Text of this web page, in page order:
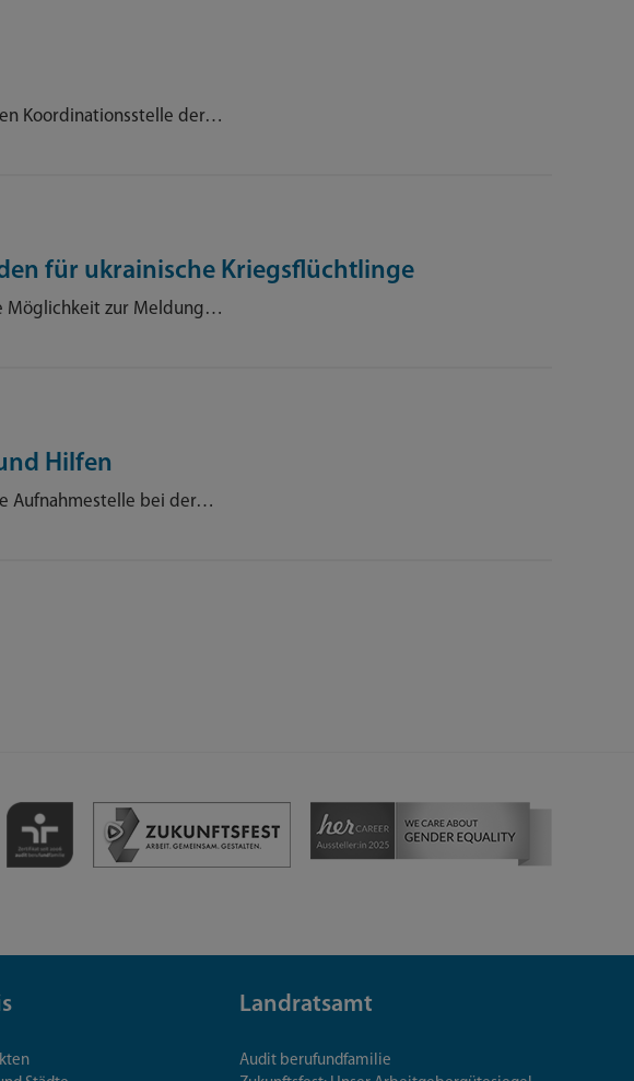
en Koordinationsstelle der…
für ukrainische Kriegsflüchtlinge
Möglichkeit zur Meldung…
Hilfen
e Aufnahmestelle bei der…
Landratsamt
Audit berufundfamilie